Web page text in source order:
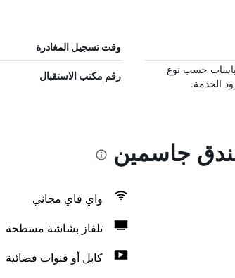
وقت تسجيل المغادرة
حسب نوع
الخدمة.
رقم مكتب الاستقبال
جاسمين
واي فاي مجاني
تلفاز بشاشة مسطحة
كابل أو قنوات فضائية